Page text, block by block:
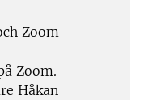
Zoom
Zoom.
Håkan